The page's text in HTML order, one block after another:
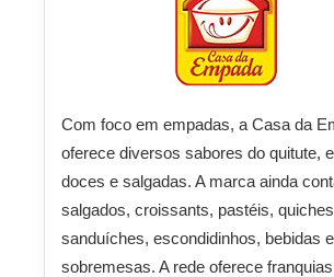
Com foco em empadas, a Casa da
oferece diversos sabores do quitute,
doces e salgadas. A marca ainda
salgados, croissants, pastéis,
sanduíches, escondidinhos, bebidas e
sobremesas. A rede oferece